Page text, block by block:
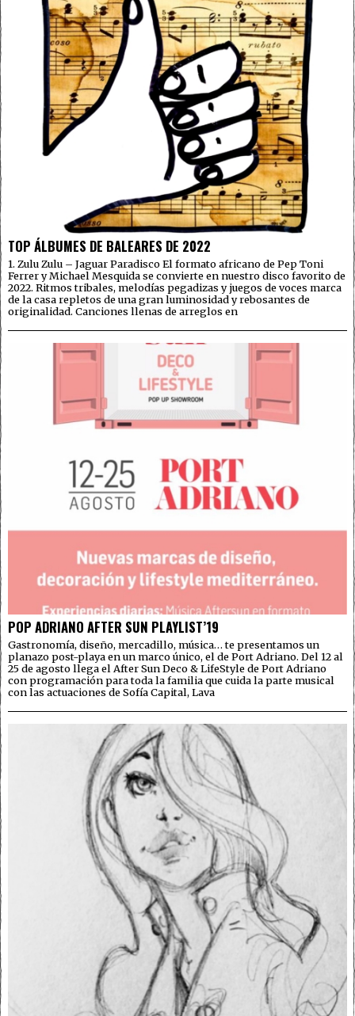
TOP ÁLBUMES DE BALEARES DE 2022
1. Zulu Zulu – Jaguar Paradisco El formato africano de Pep Toni
Ferrer y Michael Mesquida se convierte en nuestro disco favorito de
2022. Ritmos tribales, melodías pegadizas y juegos de voces marca
de la casa repletos de una gran luminosidad y rebosantes de
originalidad. Canciones llenas de arreglos en
POP ADRIANO AFTER SUN PLAYLIST’19
Gastronomía, diseño, mercadillo, música… te presentamos un
planazo post-playa en un marco único, el de Port Adriano. Del 12 al
25 de agosto llega el After Sun Deco & LifeStyle de Port Adriano
con programación para toda la familia que cuida la parte musical
con las actuaciones de Sofía Capital, Lava